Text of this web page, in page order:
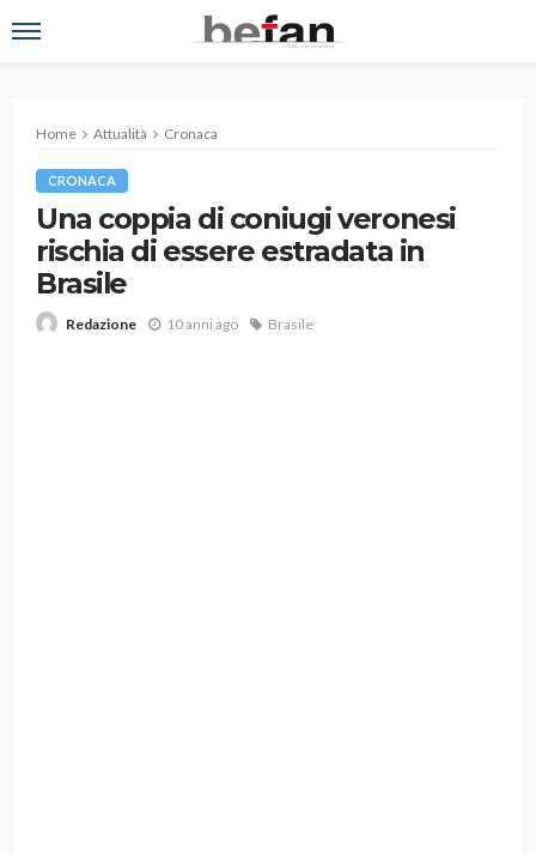
Home Attualità Cronaca
CRONACA
Una coppia di coniugi veronesi
rischia di essere estradata in
Brasile
Redazione 10 anni ago Brasile